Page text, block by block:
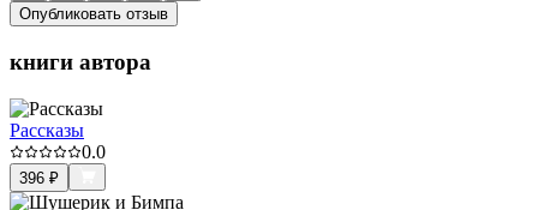
Опубликовать отзыв
книги автора
Рассказы
0.0
396 ₽